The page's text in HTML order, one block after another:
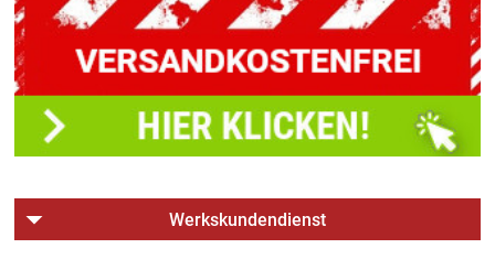
Werkskundendienst